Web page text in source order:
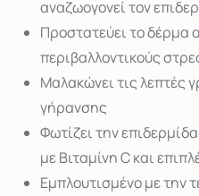
αναζωογονεί τον
Προστατεύει το δέρμα
περιβαλλοντικούς
Μαλακώνει τις λεπτές
γήρανσης
Φωτίζει την
με Βιταμίνη C και
Εμπλουτισμένο με την